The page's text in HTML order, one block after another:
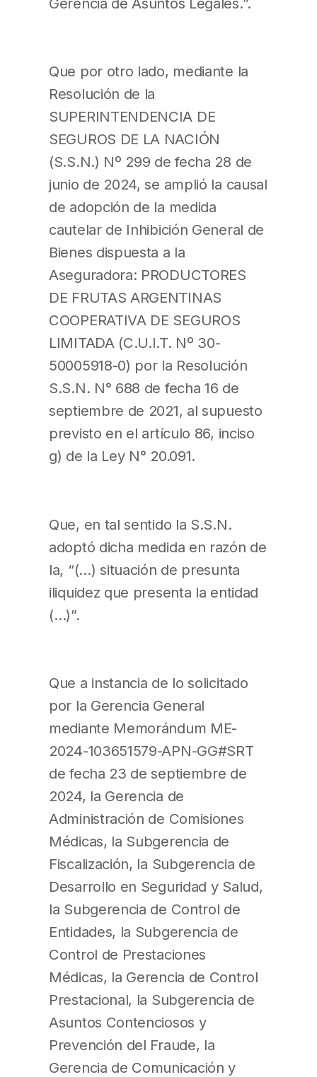
Que por otro lado, mediante la
Resolución de la
SUPERINTENDENCIA DE
SEGUROS DE LA NACIÓN
(S.S.N.) Nº 299 de fecha 28 de
junio de 2024, se amplió la causal
de adopción de la medida
cautelar de Inhibición General de
Bienes dispuesta a la
Aseguradora: PRODUCTORES
DE FRUTAS ARGENTINAS
COOPERATIVA DE SEGUROS
LIMITADA (C.U.I.T. Nº 30-
50005918-0) por la Resolución
S.S.N. N° 688 de fecha 16 de
septiembre de 2021, al supuesto
previsto en el artículo 86, inciso
g) de la Ley N° 20.091.
Que, en tal sentido la S.S.N.
adoptó dicha medida en razón de
la, “(…) situación de presunta
iliquidez que presenta la entidad
(…)”.
Que a instancia de lo solicitado
por la Gerencia General
mediante Memorándum ME-
2024-103651579-APN-GG#SRT
de fecha 23 de septiembre de
2024, la Gerencia de
Administración de Comisiones
Médicas, la Subgerencia de
Fiscalización, la Subgerencia de
Desarrollo en Seguridad y Salud,
la Subgerencia de Control de
Entidades, la Subgerencia de
Control de Prestaciones
Médicas, la Gerencia de Control
Prestacional, la Subgerencia de
Asuntos Contenciosos y
Prevención del Fraude, la
Gerencia de Comunicación y